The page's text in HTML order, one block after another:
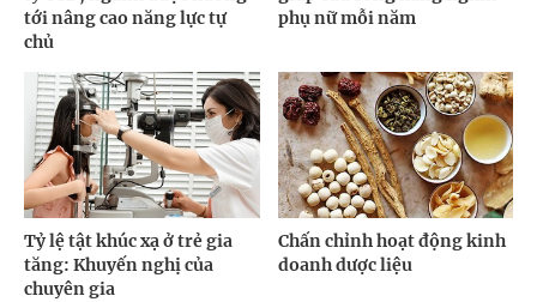
tới nâng cao năng lực tự
chủ
phụ nữ mỗi năm
Tỷ lệ tật khúc xạ ở trẻ gia
tăng: Khuyến nghị của
chuyên gia
Chấn chỉnh hoạt động kinh
doanh dược liệu